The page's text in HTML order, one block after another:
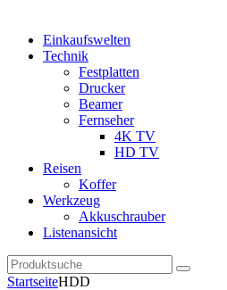
Einkaufswelten
Technik
Festplatten
Drucker
Beamer
Fernseher
4K TV
HD TV
Reisen
Koffer
Werkzeug
Akkuschrauber
Listenansicht
StartseiteHDD